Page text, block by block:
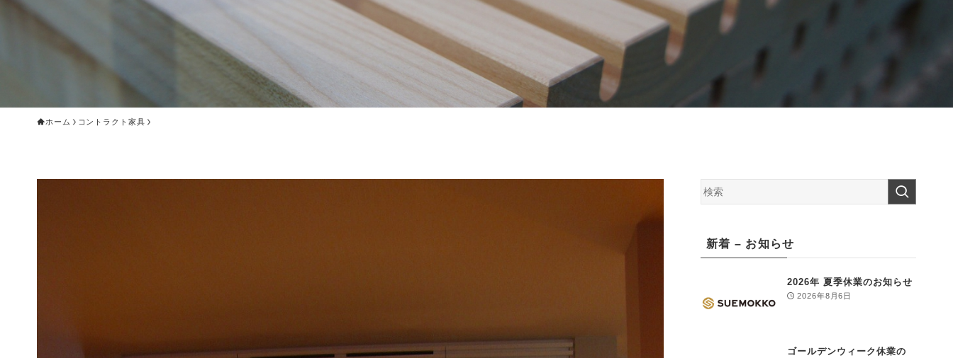
ホーム コントラクト家具
新着 – お知らせ
2026年 夏季休業のお知らせ
2026年8月6日
ゴールデンウィーク休業の